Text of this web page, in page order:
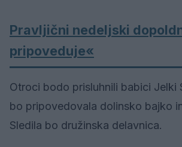
Pravljični nedeljski
pripoveduje«
Otroci bodo prisluhnili babici Jelki
bo pripovedovala dolinsko bajko
Sledila bo družinska delavnica.